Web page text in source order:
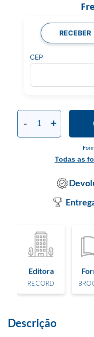
Todas as
- +
RECEBER
CEP
Editora
RECORD
Descrição